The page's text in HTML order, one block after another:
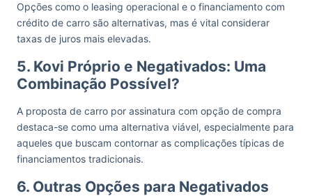
Opções como o leasing operacional e o financiamento com
crédito de carro são alternativas, mas é vital considerar
taxas de juros mais elevadas.
5. Kovi Próprio e Negativados: Uma
Combinação Possível?
A proposta de carro por assinatura com opção de compra
destaca-se como uma alternativa viável, especialmente para
aqueles que buscam contornar as complicações típicas de
financiamentos tradicionais.
6. Outras Opções para Negativados